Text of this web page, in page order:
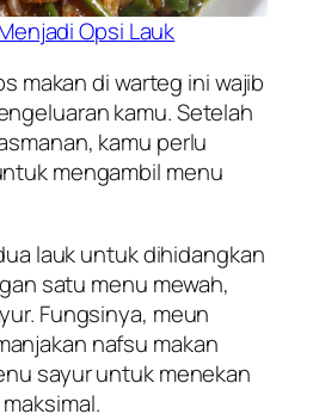
Opsi Lauk
makan di warteg ini wajib
kamu. Setelah
kamu perlu
mengambil menu
lauk untuk dihidangkan
satu menu mewah,
Fungsinya, meun
nafsu makan
sayur untuk menekan